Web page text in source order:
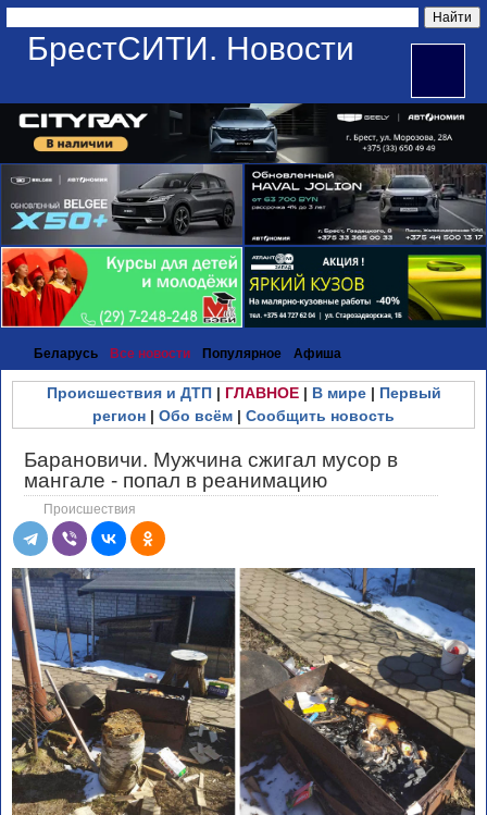
БрестСИТИ. Новости
Беларусь Все новости Популярное Афиша
Происшествия и ДТП| ГЛАВНОЕ| В мире| Первый
регион | Обо всём | Сообщить новость
Барановичи. Мужчина сжигал мусор в
мангале - попал в реанимацию
Происшествия